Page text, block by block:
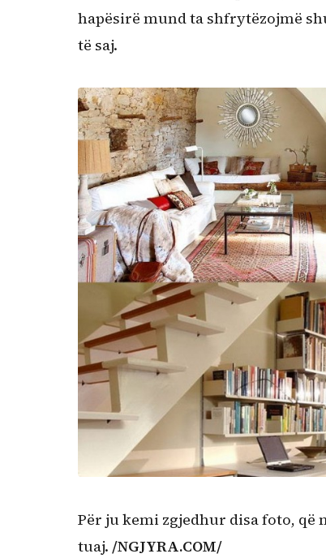
hapësirë mund ta shfrytëzojmë
të saj.
Për ju kemi zgjedhur disa foto, që
tuaj. /NGJYRA.COM/